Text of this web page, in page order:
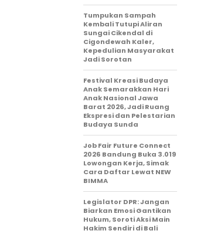
Tumpukan Sampah
Kembali Tutupi Aliran
Sungai Cikendal di
Cigondewah Kaler,
Kepedulian Masyarakat
Jadi Sorotan
Festival Kreasi Budaya
Anak Semarakkan Hari
Anak Nasional Jawa
Barat 2026, Jadi Ruang
Ekspresi dan Pelestarian
Budaya Sunda
Job Fair Future Connect
2026 Bandung Buka 3.019
Lowongan Kerja, Simak
Cara Daftar Lewat NEW
BIMMA
Legislator DPR: Jangan
Biarkan Emosi Gantikan
Hukum, Soroti Aksi Main
Hakim Sendiri di Bali